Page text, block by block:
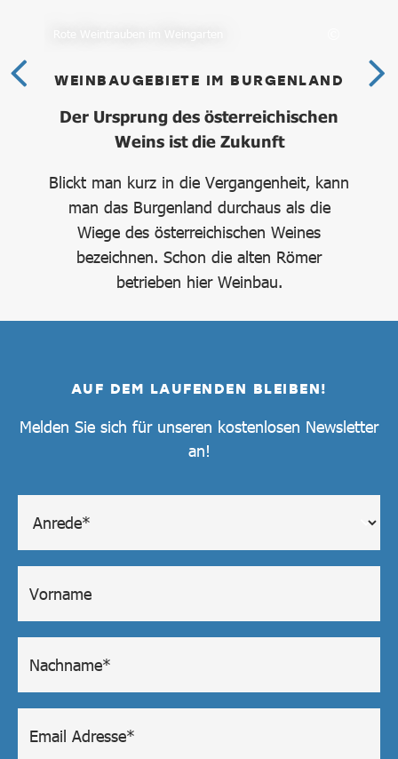
WEINBAUGEBIETE IM BURGENLAND
Der Ursprung des österreichischen
Weins ist die Zukunft
Blickt man kurz in die Vergangenheit, kann
man das Burgenland durchaus als die
Wiege des österreichischen Weines
bezeichnen. Schon die alten Römer
betrieben hier Weinbau.
AUF DEM LAUFENDEN BLEIBEN!
Melden Sie sich für unseren kostenlosen Newsletter
an!